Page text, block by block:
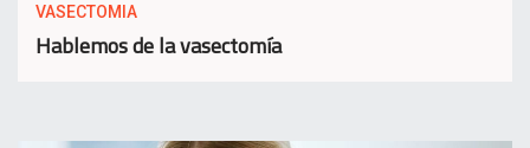
VASECTOMIA
Hablemos de la vasectomía